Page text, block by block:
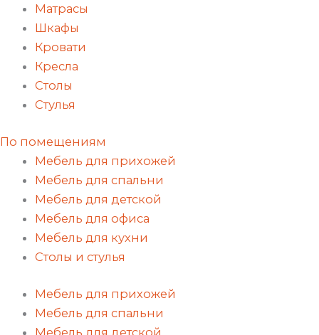
Матрасы
Шкафы
Кровати
Кресла
Столы
Стулья
По помещениям
Мебель для прихожей
Мебель для спальни
Мебель для детской
Мебель для офиса
Мебель для кухни
Столы и стулья
Мебель для прихожей
Мебель для спальни
Мебель для детской